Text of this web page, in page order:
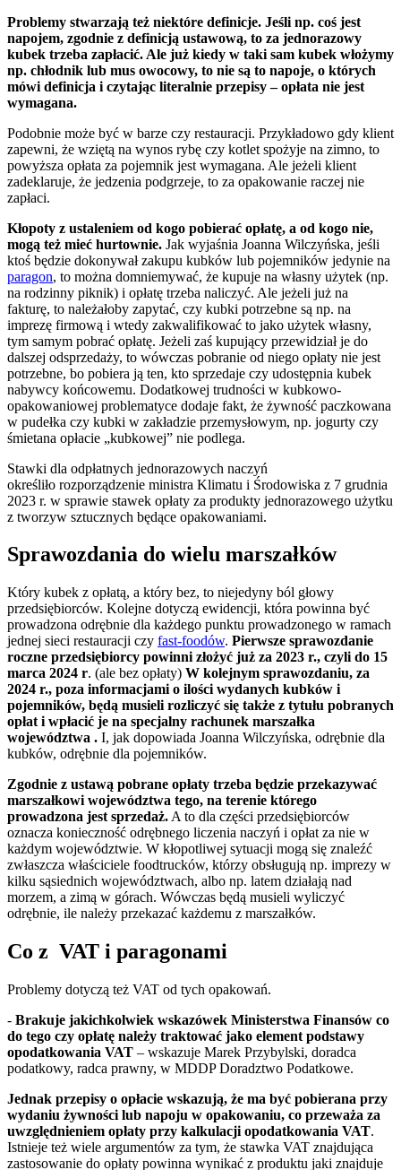
Problemy stwarzają też niektóre definicje. Jeśli np. coś jest
napojem, zgodnie z definicją ustawową, to za jednorazowy
kubek trzeba zapłacić. Ale już kiedy w taki sam kubek włożymy
np. chłodnik lub mus owocowy, to nie są to napoje, o których
mówi definicja i czytając literalnie przepisy – opłata nie jest
wymagana.
Podobnie może być w barze czy restauracji. Przykładowo gdy klient
zapewni, że wziętą na wynos rybę czy kotlet spożyje na zimno, to
powyższa opłata za pojemnik jest wymagana. Ale jeżeli klient
zadeklaruje, że jedzenia podgrzeje, to za opakowanie raczej nie
zapłaci.
Kłopoty z ustaleniem od kogo pobierać opłatę, a od kogo nie,
mogą też mieć hurtownie. Jak wyjaśnia Joanna Wilczyńska, jeśli
ktoś będzie dokonywał zakupu kubków lub pojemników jedynie na
paragon, to można domniemywać, że kupuje na własny użytek (np.
na rodzinny piknik) i opłatę trzeba naliczyć. Ale jeżeli już na
fakturę, to należałoby zapytać, czy kubki potrzebne są np. na
imprezę firmową i wtedy zakwalifikować to jako użytek własny,
tym samym pobrać opłatę. Jeżeli zaś kupujący przewidział je do
dalszej odsprzedaży, to wówczas pobranie od niego opłaty nie jest
potrzebne, bo pobiera ją ten, kto sprzedaje czy udostępnia kubek
nabywcy końcowemu. Dodatkowej trudności w kubkowo-
opakowaniowej problematyce dodaje fakt, że żywność paczkowana
w pudełka czy kubki w zakładzie przemysłowym, np. jogurty czy
śmietana opłacie „kubkowej” nie podlega.
Stawki dla odpłatnych jednorazowych naczyń
określiło rozporządzenie ministra Klimatu i Środowiska z 7 grudnia
2023 r. w sprawie stawek opłaty za produkty jednorazowego użytku
z tworzyw sztucznych będące opakowaniami.
Sprawozdania do wielu marszałków
Który kubek z opłatą, a który bez, to niejedyny ból głowy
przedsiębiorców. Kolejne dotyczą ewidencji, która powinna być
prowadzona odrębnie dla każdego punktu prowadzonego w ramach
jednej sieci restauracji czy fast-foodów. Pierwsze sprawozdanie
roczne przedsiębiorcy powinni złożyć już za 2023 r., czyli do 15
marca 2024 r. (ale bez opłaty) W kolejnym sprawozdaniu, za
2024 r., poza informacjami o ilości wydanych kubków i
pojemników, będą musieli rozliczyć się także z tytułu pobranych
opłat i wpłacić je na specjalny rachunek marszałka
województwa . I, jak dopowiada Joanna Wilczyńska, odrębnie dla
kubków, odrębnie dla pojemników.
Zgodnie z ustawą pobrane opłaty trzeba będzie przekazywać
marszałkowi województwa tego, na terenie którego
prowadzona jest sprzedaż. A to dla części przedsiębiorców
oznacza konieczność odrębnego liczenia naczyń i opłat za nie w
każdym województwie. W kłopotliwej sytuacji mogą się znaleźć
zwłaszcza właściciele foodtrucków, którzy obsługują np. imprezy w
kilku sąsiednich województwach, albo np. latem działają nad
morzem, a zimą w górach. Wówczas będą musieli wyliczyć
odrębnie, ile należy przekazać każdemu z marszałków.
Co z VAT i paragonami
Problemy dotyczą też VAT od tych opakowań.
- Brakuje jakichkolwiek wskazówek Ministerstwa Finansów co
do tego czy opłatę należy traktować jako element podstawy
opodatkowania VAT – wskazuje Marek Przybylski, doradca
podatkowy, radca prawny, w MDDP Doradztwo Podatkowe.
Jednak przepisy o opłacie wskazują, że ma być pobierana przy
wydaniu żywności lub napoju w opakowaniu, co przeważa za
uwzględnieniem opłaty przy kalkulacji opodatkowania VAT.
Istnieje też wiele argumentów za tym, że stawka VAT znajdująca
zastosowanie do opłaty powinna wynikać z produktu jaki znajduje